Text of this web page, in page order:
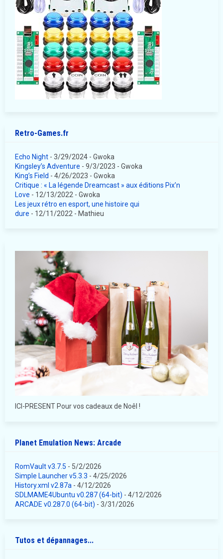
Retro-Games.fr
Echo Night - 3/29/2024 - Gwoka
Kingsley’s Adventure - 9/3/2023 - Gwoka
King’s Field - 4/26/2023 - Gwoka
Critique : « La légende Dreamcast » aux éditions Pix’n
Love - 12/13/2022 - Gwoka
Les jeux rétro en esport, une histoire qui
dure - 12/11/2022 - Mathieu
ICI-PRESENT Pour vos cadeaux de Noêl !
Planet Emulation News: Arcade
RomVault v3.7.5 - 5/2/2026
Simple Launcher v5.3.3 - 4/25/2026
History.xml v2.87a - 4/12/2026
SDLMAME4Ubuntu v0.287 (64-bit) - 4/12/2026
ARCADE v0.287.0 (64-bit) - 3/31/2026
Tutos et dépannages...